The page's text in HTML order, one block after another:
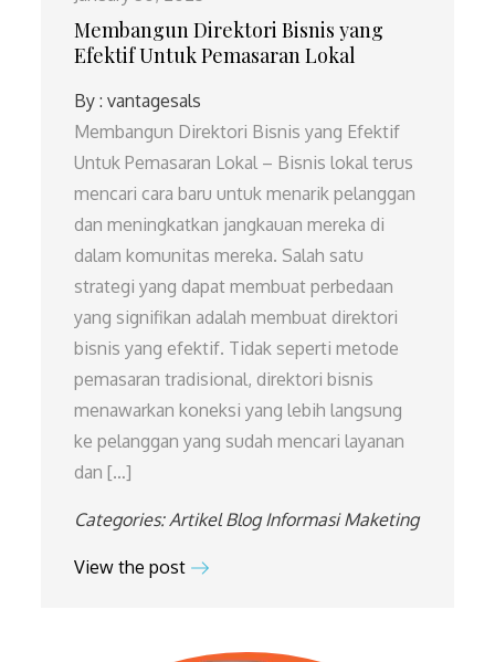
Membangun Direktori Bisnis yang
Efektif Untuk Pemasaran Lokal
By :vantagesals
Membangun Direktori Bisnis yang Efektif
Untuk Pemasaran Lokal – Bisnis lokal terus
mencari cara baru untuk menarik pelanggan
dan meningkatkan jangkauan mereka di
dalam komunitas mereka. Salah satu
strategi yang dapat membuat perbedaan
yang signifikan adalah membuat direktori
bisnis yang efektif. Tidak seperti metode
pemasaran tradisional, direktori bisnis
menawarkan koneksi yang lebih langsung
ke pelanggan yang sudah mencari layanan
dan […]
Categories: Artikel Blog Informasi Maketing
View the post